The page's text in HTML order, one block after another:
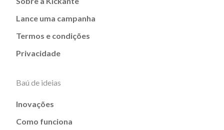
Lance uma campanha
Termos e condições
Privacidade
Baú de ideias
Inovações
Como funciona